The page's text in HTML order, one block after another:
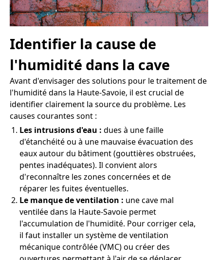
Identifier la cause de
l'humidité dans la cave
Avant d'envisager des solutions pour le traitement de
l'humidité dans la Haute-Savoie, il est crucial de
identifier clairement la source du problème. Les
causes courantes sont :
Les intrusions d'eau : dues à une faille
d'étanchéité ou à une mauvaise évacuation des
eaux autour du bâtiment (gouttières obstruées,
pentes inadéquates). Il convient alors
d'reconnaître les zones concernées et de
réparer les fuites éventuelles.
Le manque de ventilation : une cave mal
ventilée dans la Haute-Savoie permet
l'accumulation de l'humidité. Pour corriger cela,
il faut installer un système de ventilation
mécanique contrôlée (VMC) ou créer des